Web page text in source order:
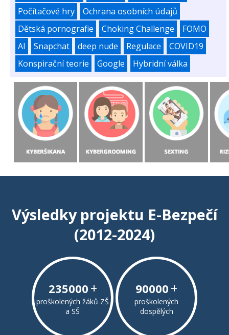
Počítačové hry
Ochrana osobních údajů
Dětská pornografie
Choking Challenge
FOMO
AI
Snapchat deep nude Regulace
COVID19
Konspirační teorie
Google Hybridní válka
Výsledky projektu E-Bezpečí
(2012-2024)
235000 +
proškolených žáků ZŠ
a SŠ
90000 +
proškolených
dospělých